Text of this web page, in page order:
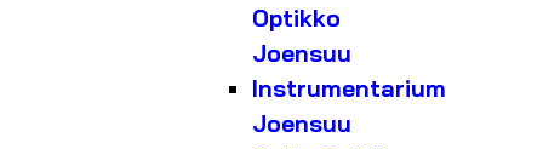
Optikko
Joensuu
Instrumentarium
Joensuu